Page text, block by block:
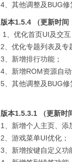
4、其他调整及BUG修
版本1.5.4 （更新时间
1、优化首页UI及交互
2、优化专题列表及专
3、新增排行功能；
4、新增ROM资源自动
5、其他调整及BUG修
版本1.5.3.1 （更新时
1、新增个人主页、添
2、游戏菜单UI优化；
3、新增按键自定义功